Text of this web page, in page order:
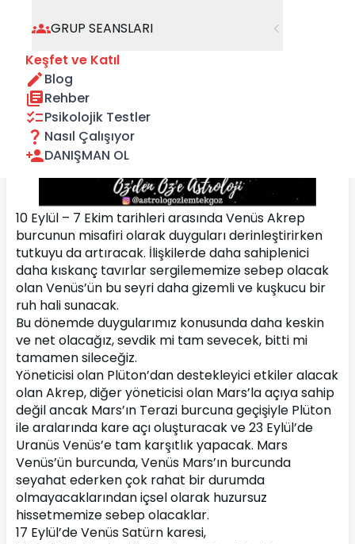
GRUP SEANSLARI
Keşfet ve Katıl
Blog
Rehber
Psikolojik Testler
Nasıl Çalışıyor
DANIŞMAN OL
10 Eylül – 7 Ekim tarihleri arasında Venüs Akrep
burcunun misafiri olarak duyguları derinleştirirken
tutkuyu da artıracak. İlişkilerde daha sahiplenici
daha kıskanç tavırlar sergilememize sebep olacak
olan Venüs’ün bu seyri daha gizemli ve kuşkucu bir
ruh hali sunacak.
Bu dönemde duygularımız konusunda daha keskin
ve net olacağız, sevdik mi tam sevecek, bitti mi
tamamen sileceğiz.
Yöneticisi olan Plüton’dan destekleyici etkiler alacak
olan Akrep, diğer yöneticisi olan Mars’la açıya sahip
değil ancak Mars’ın Terazi burcuna geçişiyle Plüton
ile aralarında kare açı oluşturacak ve 23 Eylül’de
Uranüs Venüs’e tam karşıtlık yapacak. Mars
Venüs’ün burcunda, Venüs Mars’ın burcunda
seyahat ederken çok rahat bir durumda
olmayacaklarından içsel olarak huzursuz
hissetmemize sebep olacaklar.
17 Eylül’de Venüs Satürn karesi,